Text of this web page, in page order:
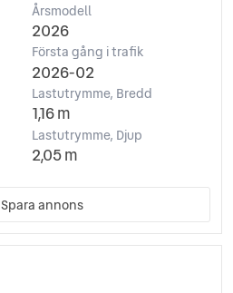
Årsmodell
2026
Första gång i trafik
2026-02
Lastutrymme, Bredd
1,16 m
Lastutrymme, Djup
2,05 m
Spara annons